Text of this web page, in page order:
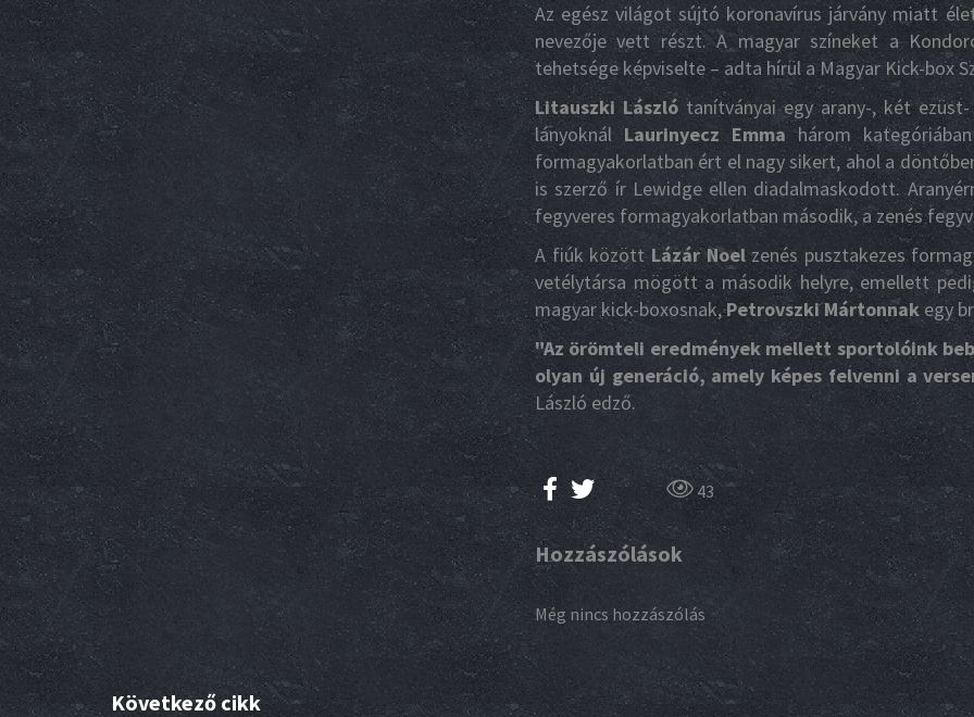
Az egész világot sújtó koronavírus járvány miatt
nevezője vett részt. A magyar színeket a
tehetsége képviselte – adta hírül a Magyar Kick-box
Litauszki László tanítványai egy arany-, két
lányoknálLaurinyecz Emma három
formagyakorlatban ért el nagy sikert, ahol a
is szerző ír Lewidge ellen diadalmaskodott.
fegyveres formagyakorlatban második, a zenés
A fiúk között Lázár Noelzenés pusztakezes
vetélytársa mögött a második helyre, emellett
magyar kick-boxosnak,Petrovszki Mártonnakegy
"Az örömteli eredmények mellett sportolóink
olyan új generáció, amely képes felvenni a
László edző.
43
Hozzászólások
Még nincs hozzászólás
Következő cikk